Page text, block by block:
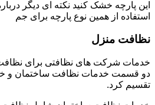
این پارچه خشک کنید نکته ای دیگر
استفاده از همین نوع پارچه برای جم
نظافت منزل
خدمات شرکت های نظافتی برای نظافت
دو قسمت خدمات نظافت ساختمان و
تقسیم کرد.